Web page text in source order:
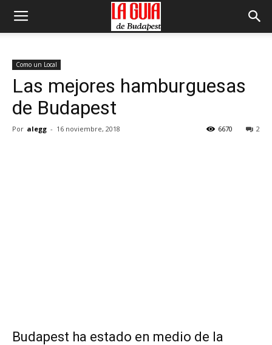
Como un Local
Las mejores hamburguesas
de Budapest
Por alegg - 16 noviembre, 2018 2
6670
Budapest ha estado en medio de la